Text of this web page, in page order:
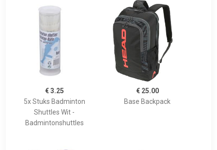
€ 3.25
5x Stuks Badminton
Shuttles Wit -
Badmintonshuttles
€ 25.00
Base Backpack